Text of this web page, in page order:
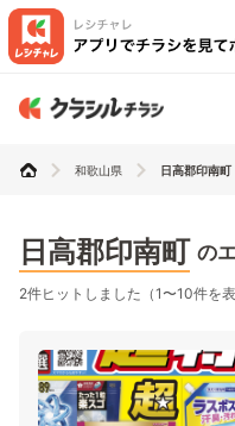
和歌山県 日高郡印南町
日高郡印南町 の
2件ヒットしました（1〜10件を表